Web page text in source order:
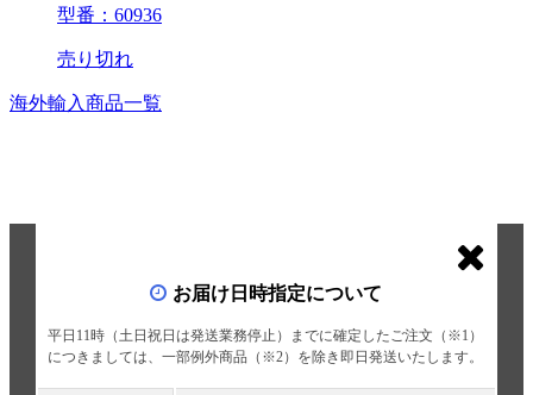
型番：60936
売り切れ
海外輸入商品一覧
お届け日時指定について
平日11時（土日祝日は発送業務停止）までに確定したご注文（※1）
につきましては、一部例外商品（※2）を除き即日発送いたします。